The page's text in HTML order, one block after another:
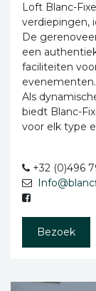
Loft Blanc-
verdiepingen,
De
een
faciliteiten
evenementen.
Als
biedt Blanc-
voor elk type
+32 (0)496
Bezoek